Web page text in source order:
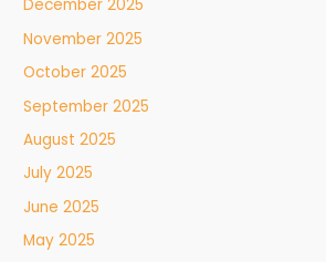
December 2025
November 2025
October 2025
September 2025
August 2025
July 2025
June 2025
May 2025